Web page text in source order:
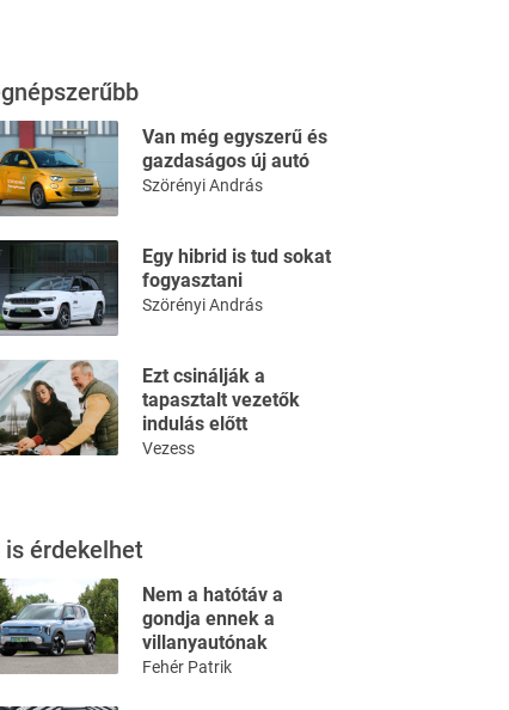
Van még egyszerű és
gazdaságos új autó
Szörényi András
Egy hibrid is tud sokat
fogyasztani
Szörényi András
Ezt csinálják a
tapasztalt vezetők
indulás előtt
Vezess
is érdekelhet
Nem a hatótáv a
gondja ennek a
villanyautónak
Fehér Patrik